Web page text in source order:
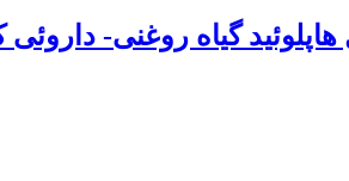
گیاه روغنی- داروئی